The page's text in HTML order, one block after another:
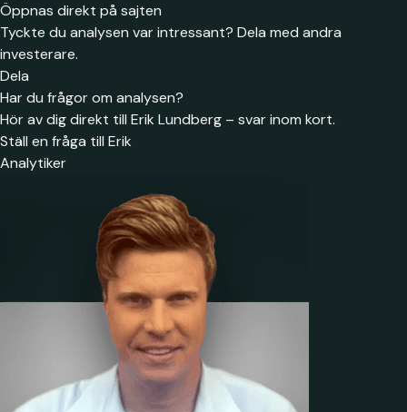
Öppnas direkt på sajten
Tyckte du analysen var intressant? Dela med andra
investerare.
Dela
Har du frågor om analysen?
Hör av dig direkt till Erik Lundberg – svar inom kort.
Ställ en fråga till Erik
Analytiker